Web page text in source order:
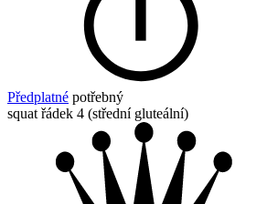
Předplatné potřebný
squat řádek 4 (střední gluteální)